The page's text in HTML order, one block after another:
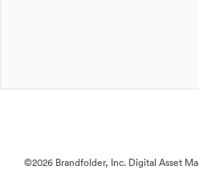
©2026 Brandfolder, Inc. Digital Asset